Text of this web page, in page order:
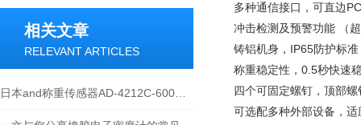
相关文章
RELEVANT ARTICLES
多种通信接口，可直边
冲击检测及预警功能 （
铸铝机身， IP65防护标准
称重稳定性， 0.5秒快速
四个可固定螺钉，顶部螺
可选配多种外部设备，适